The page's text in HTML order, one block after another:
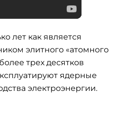
лет как является
элитного «атомного
трех десятков
ядерные
электроэнергии.